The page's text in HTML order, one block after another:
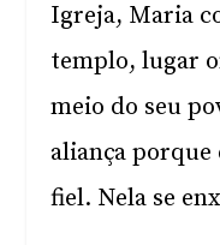
Igreja, Maria
templo, lugar
meio do seu
aliança porque
fiel. Nela se